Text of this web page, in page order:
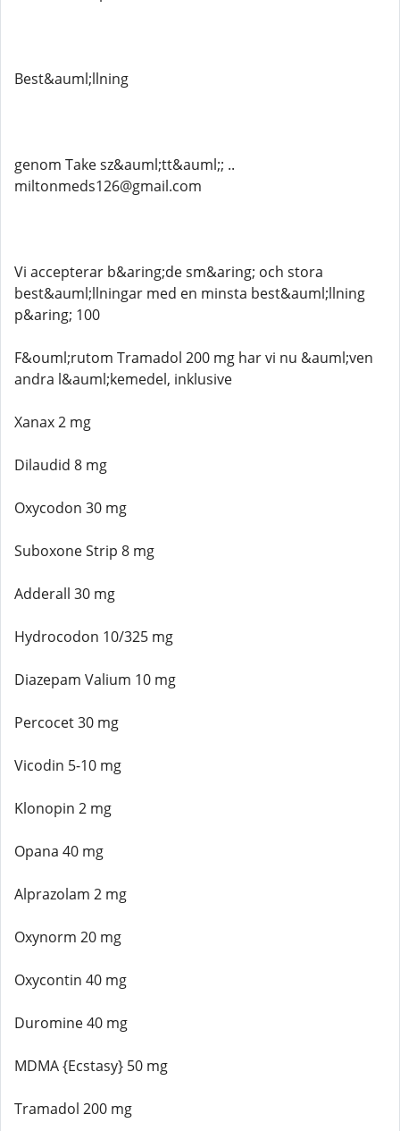
Best&auml;llning
genom Take sz&auml;tt&auml;; ..
miltonmeds126@gmail.com
Vi accepterar b&aring;de sm&aring; och stora
best&auml;llningar med en minsta best&auml;llning
p&aring; 100
F&ouml;rutom Tramadol 200 mg har vi nu &auml;ven
andra l&auml;kemedel, inklusive
Xanax 2 mg
Dilaudid 8 mg
Oxycodon 30 mg
Suboxone Strip 8 mg
Adderall 30 mg
Hydrocodon 10/325 mg
Diazepam Valium 10 mg
Percocet 30 mg
Vicodin 5-10 mg
Klonopin 2 mg
Opana 40 mg
Alprazolam 2 mg
Oxynorm 20 mg
Oxycontin 40 mg
Duromine 40 mg
MDMA {Ecstasy} 50 mg
Tramadol 200 mg